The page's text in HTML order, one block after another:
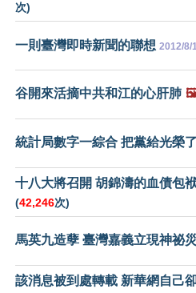
次)
一則臺灣即時新聞的聯想 2012/8/
谷開來活摘中共和江的心肝肺
統計局數字一綜合 把黨給光榮了
十八大將召開 胡錦濤的血債包
(42,246次)
馬英九造孽 臺灣嘉義立現神祕
該消息被到處轉載 新華網自己